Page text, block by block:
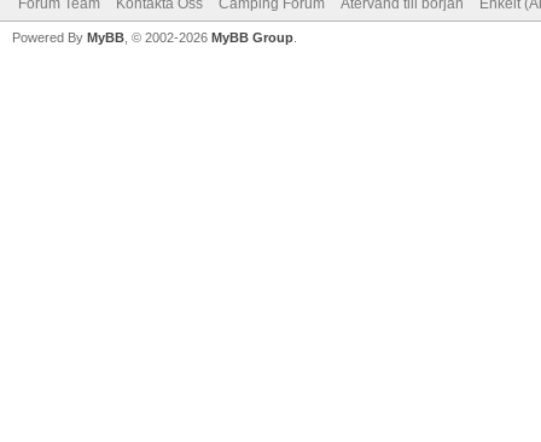
Forum Team Kontakta Oss Camping Forum Återvänd till början Enkelt
Powered By MyBB , © 2002-2026 MyBB Group